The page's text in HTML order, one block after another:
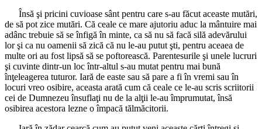
Însă şi pricini cuvioase sânt pentru care s-au făcut aceaste mutări,
de să pot zice mutări. Că ceale ce mare ajutoriu aduc la mântuire mai
adânc trebuie să se înfigă în minte, ca să nu să facă silă adevărului
lor şi ca nu oamenii să zică că nu le-au putut şti, pentru aceaea de
multe ori au fost lipsă să se poftorească. Parentesurile şi unele lucruri
şi cuvinte dintr-un loc într-altul s-au mutat pentru mai bună
înţeleagerea tuturor. Iară de easte sau să pare a fi în vremi sau în
locuri vreo osibire, aceasta arată cum că ceale ce le-au scris scriitorii
cei de Dumnezeu însuflaţi nu de la alţii le-au împrumutat, însă
osibirea acestora lezne o împacă tălmăcitorii.